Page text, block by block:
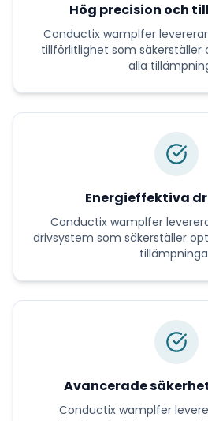
Hög precision och
Conductix wamplfer levererar
tillförlitlighet som säkerställer
alla
Energieffektiva
Conductix wamplfer
drivsystem som säkerställer
Avancerade
Conductix wamplfer